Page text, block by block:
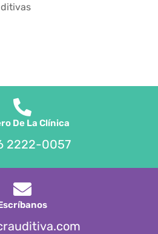
De La Clínica
2222-0057